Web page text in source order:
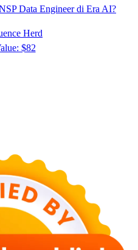
Data Engineer di Era AI?